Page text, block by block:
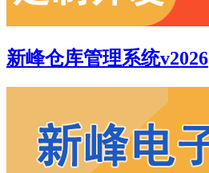
新峰仓库管理系统v2026